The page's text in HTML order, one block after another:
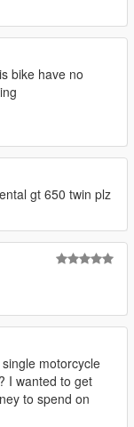
bike have no
gt 650 twin plz
motorcycle
I wanted to get
to spend on